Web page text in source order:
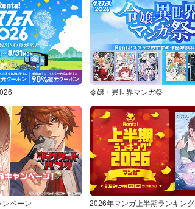
令嬢・異世界マンガ祭
ペーン 2026年マンガ上半期ランキング